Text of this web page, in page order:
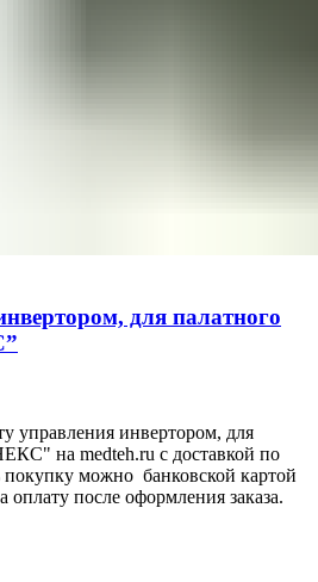
для палатного
управления инвертором, для
на medteh.ru с доставкой по
можно банковской картой
оплату после оформления заказа.